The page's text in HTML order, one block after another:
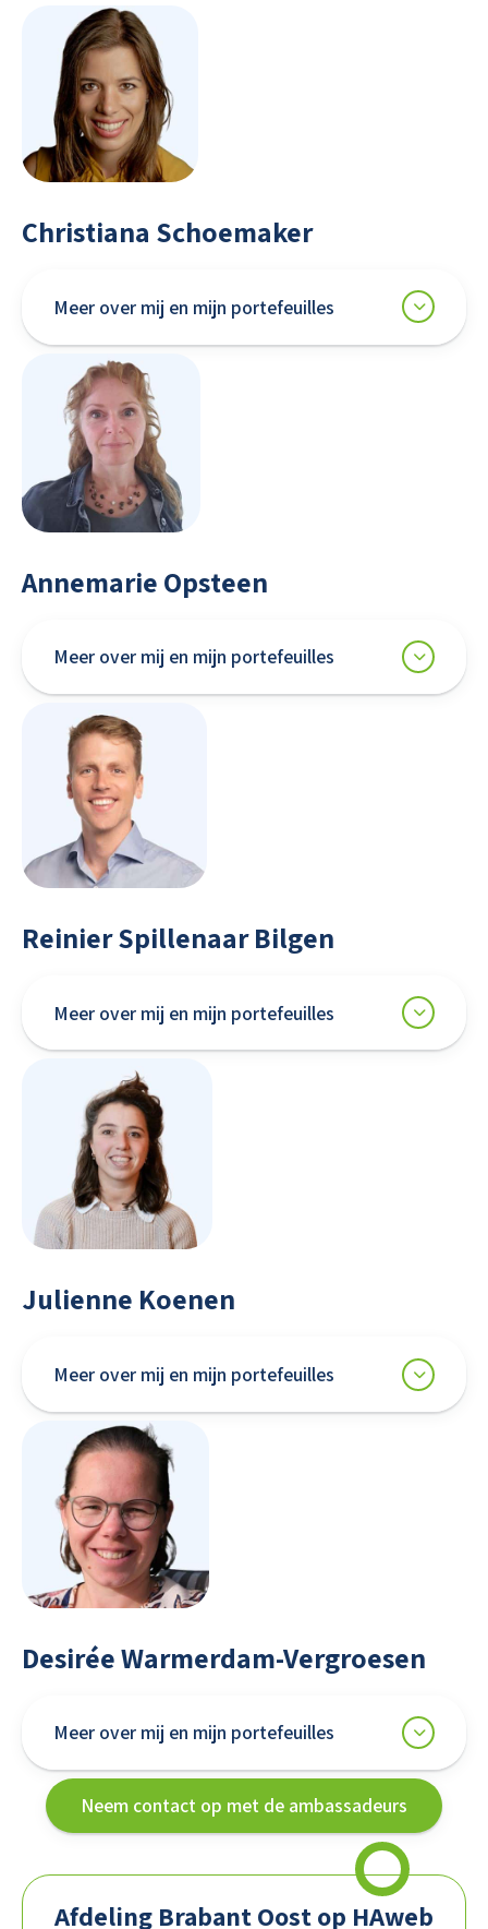
Christiana Schoemaker
Meer over mij en mijn portefeuilles
Annemarie Opsteen
Meer over mij en mijn portefeuilles
Reinier Spillenaar Bilgen
Meer over mij en mijn portefeuilles
Julienne Koenen
Meer over mij en mijn portefeuilles
Desirée Warmerdam-Vergroesen
Meer over mij en mijn portefeuilles
Neem contact op met de ambassadeurs
Afdeling Brabant Oost op HAweb